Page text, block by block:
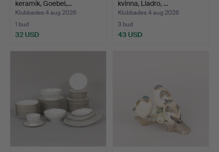
keramik, Goebel,…
Klubbades 4 aug 2026
1 bud
32 USD
kvinna, Lladro, …
Klubbades 4 aug 2026
3 bud
43 USD